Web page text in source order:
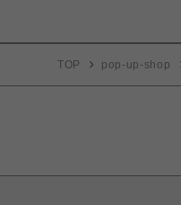
TOP pop-up-shop